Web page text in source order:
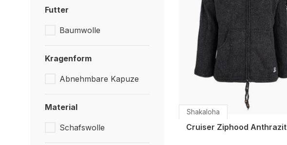
Futter
Baumwolle
Kragenform
Abnehmbare Kapuze
Material
Schafswolle
Shakaloha
Cruiser Ziphood Anthrazit